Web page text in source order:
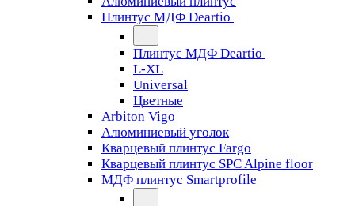
Плинтус МДФ Deartio
Плинтус МДФ Deartio
L-XL
Universal
Цветные
Arbiton Vigo
Алюминиевый уголок
Кварцевый плинтус Fargo
Кварцевый плинтус SPC Alpine floor
МДФ плинтус Smartprofile